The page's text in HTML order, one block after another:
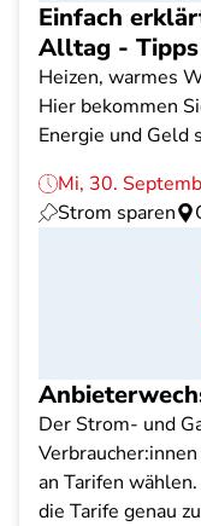
Einfach
Alltag -
Heizen, warmes
Hier bekommen
Energie und Geld
Mi, 30.
Strom sparen
Der Strom- und
an Tarifen
die Tarife genau